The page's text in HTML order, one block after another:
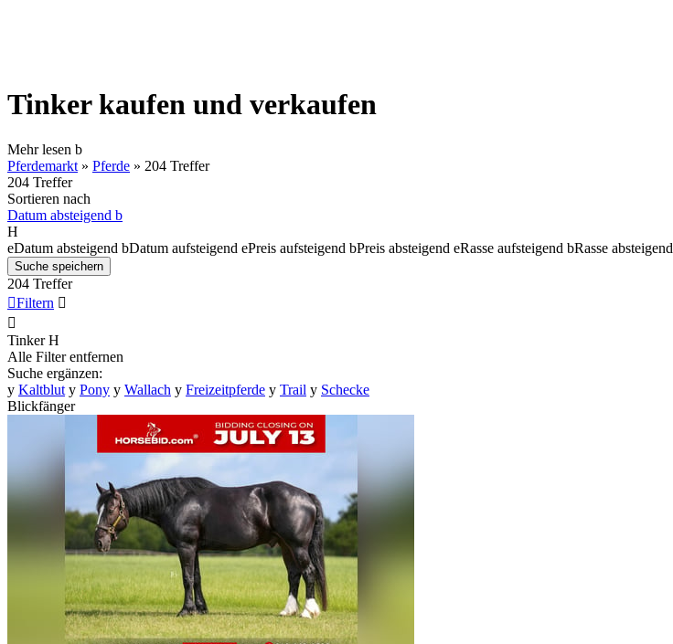
Tinker kaufen und verkaufen
Mehr lesen b
Pferdemarkt » Pferde » 204 Treffer
204 Treffer
Sortieren nach
Datum absteigend b
H
eDatum absteigend bDatum aufsteigend ePreis aufsteigend bPreis absteigend eRasse aufsteigend bRasse absteigend
Suche speichern
204 Treffer
Filtern 

Tinker H
Alle Filter entfernen
Suche ergänzen:
y Kaltblut y Pony y Wallach y Freizeitpferde y Trail y Schecke
Blickfänger